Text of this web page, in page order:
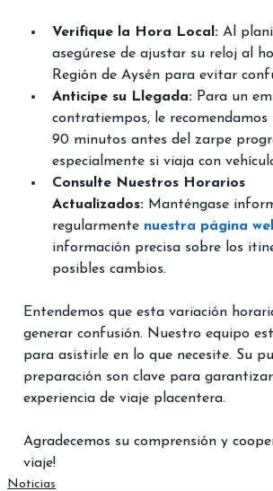
Verifique la Hora Local: Al
asegúrese de ajustar su reloj al
Región de Aysén para evitar
Anticipe su Llegada: Para un
contratiempos, le recomendamos
90 minutos antes del zarpe
especialmente si viaja con
Consulte Nuestros Horarios
Actualizados: Manténgase
regularmente nuestra página
información precisa sobre los
posibles cambios.​
Entendemos que esta variación
generar confusión. Nuestro equipo
para asistirle en lo que necesite. Su
preparación son clave para
experiencia de viaje placentera.​
Agradecemos su comprensión y
viaje!​
Noticias